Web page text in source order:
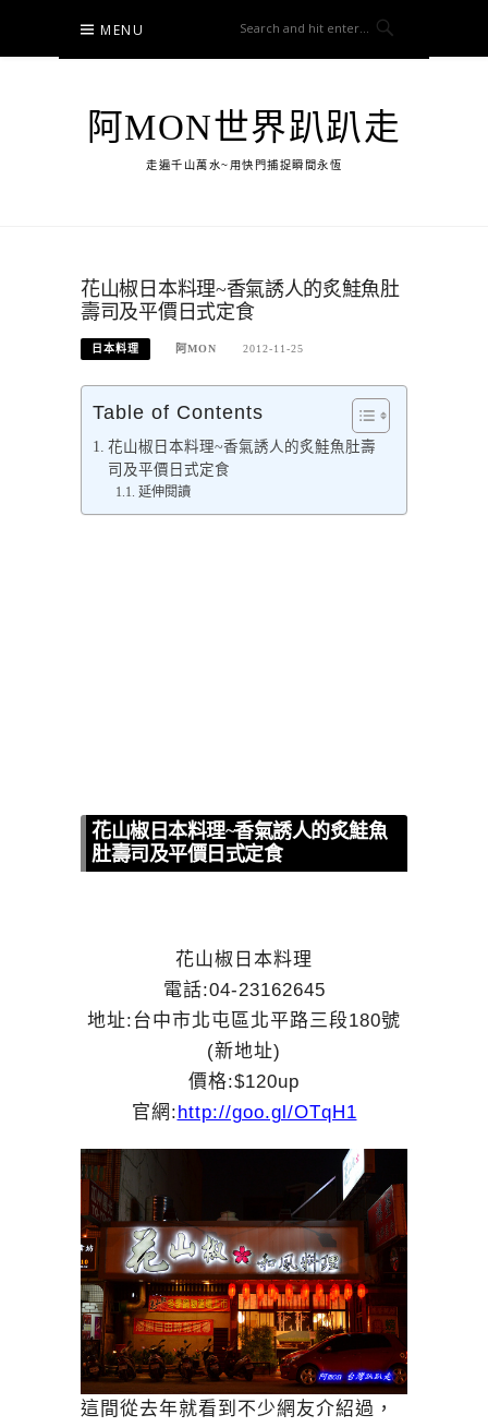
content
MENU
阿MON世界趴趴走
走遍千山萬水~用快門捕捉瞬間永恆
花山椒日本料理~香氣誘人的炙鮭魚肚
壽司及平價日式定食
日本料理 阿MON 2012-11-25
Table of Contents
花山椒日本料理~香氣誘人的炙鮭魚肚壽
司及平價日式定食
延伸閱讀
花山椒日本料理~香氣誘人的炙鮭魚
肚壽司及平價日式定食
花山椒日本料理
電話:04-23162645
地址:台中市北屯區北平路三段180號
(新地址)
價格:$120up
官網:http://goo.gl/OTqH1
這間從去年就看到不少網友介紹過，